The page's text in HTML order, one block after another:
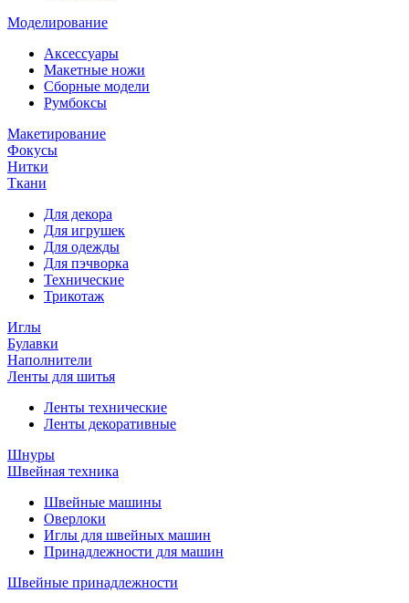
Моделирование
Аксессуары
Макетные ножи
Сборные модели
Румбоксы
Макетирование
Фокусы
Нитки
Ткани
Для декора
Для игрушек
Для одежды
Для пэчворка
Технические
Трикотаж
Иглы
Булавки
Наполнители
Ленты для шитья
Ленты технические
Ленты декоративные
Шнуры
Швейная техника
Швейные машины
Оверлоки
Иглы для швейных машин
Принадлежности для машин
Швейные принадлежности